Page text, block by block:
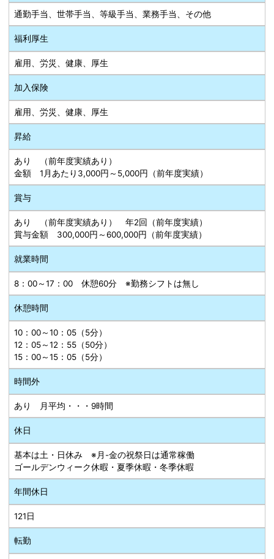
通勤手当、世帯手当、等級手当、業務手当、その他
福利厚生
雇用、労災、健康、厚生
加入保険
雇用、労災、健康、厚生
昇給
あり （前年度実績あり）
金額 1月あたり3,000円～5,000円（前年度実績）
賞与
あり （前年度実績あり） 年2回（前年度実績）
賞与金額 300,000円～600,000円（前年度実績）
就業時間
8：00～17：00 休憩60分 ※勤務シフトは無し
休憩時間
10：00～10：05（5分）
12：05～12：55（50分）
15：00～15：05（5分）
時間外
あり 月平均・・・9時間
休日
基本は土・日休み ※月-金の祝祭日は通常稼働
ゴールデンウィーク休暇・夏季休暇・冬季休暇
年間休日
121日
転勤